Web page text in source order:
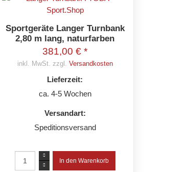
Sportgeräte Langer Turnbank
2,80 m lang, naturfarben
381,00 € *
inkl. MwSt. zzgl. Versandkosten
Lieferzeit:
ca. 4-5 Wochen
Versandart:
Speditionsversand